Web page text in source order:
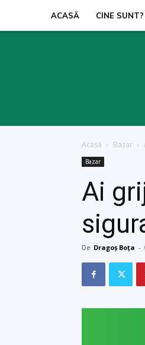
ACASĂ CINE SUNT?
Acasă Bazar
Bazar
Ai
De Dragoș Boța -